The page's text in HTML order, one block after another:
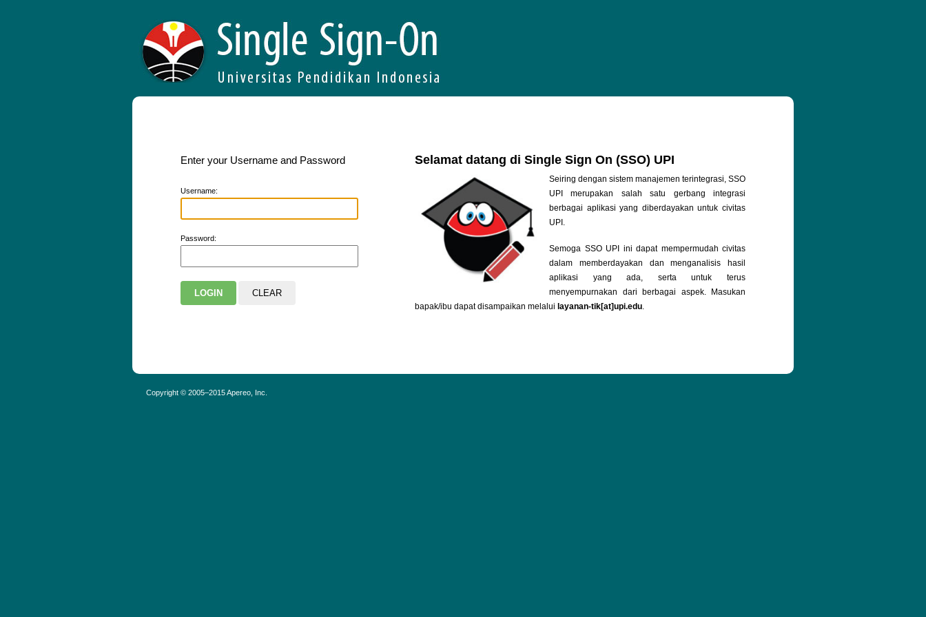
Enter your Username and Password
Username:
Password:
Selamat datang di Single Sign On (SSO) UPI
Seiring dengan sistem manajemen terintegrasi, SSO
UPI merupakan salah satu gerbang integrasi
berbagai aplikasi yang diberdayakan untuk civitas
UPI.
Semoga SSO UPI ini dapat mempermudah civitas
dalam memberdayakan dan menganalisis hasil
aplikasi yang ada, serta untuk terus
menyempurnakan dari berbagai aspek. Masukan
bapak/ibu dapat disampaikan melalui layanan-tik[at]upi.edu.
Copyright © 2005–2015 Apereo, Inc.